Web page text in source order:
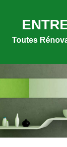
Toutes